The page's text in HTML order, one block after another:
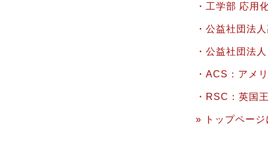
・工学部 応用
・公益社団法
・公益社団法
・ACS：アメ
・RSC：英国
» トップページ